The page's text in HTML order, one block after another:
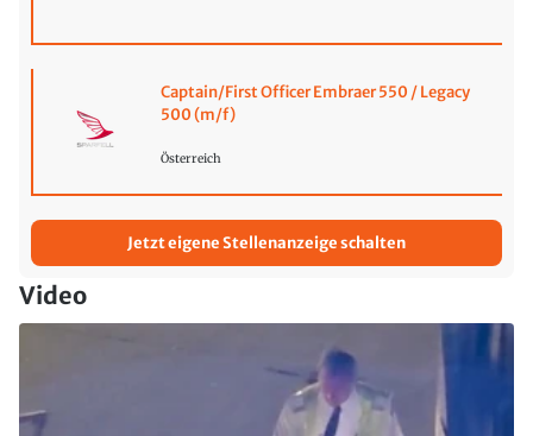
Captain/First Officer Embraer 550 / Legacy
500 (m/f)
Österreich
Jetzt eigene Stellenanzeige schalten
Video